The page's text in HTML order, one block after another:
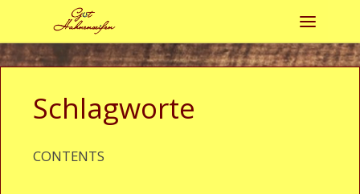
Zum Inhalt springen
Schlagworte
CONTENTS